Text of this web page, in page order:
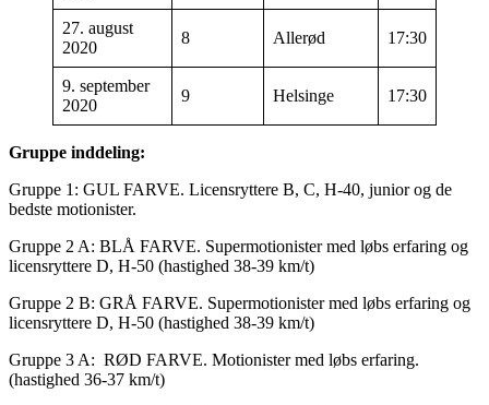
27. august
2020
8 Allerød 17:30
9. september
2020
9 Helsinge 17:30
Gruppe inddeling:
Gruppe 1: GUL FARVE. Licensryttere B, C, H-40, junior og de
bedste motionister.
Gruppe 2 A: BLÅ FARVE. Supermotionister med løbs erfaring og
licensryttere D, H-50 (hastighed 38-39 km/t)
Gruppe 2 B: GRÅ FARVE. Supermotionister med løbs erfaring og
licensryttere D, H-50 (hastighed 38-39 km/t)
Gruppe 3 A: RØD FARVE. Motionister med løbs erfaring.
(hastighed 36-37 km/t)